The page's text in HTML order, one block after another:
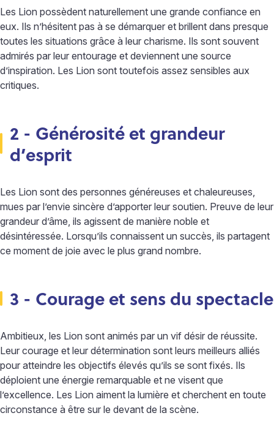
Les Lion possèdent naturellement une grande confiance en
eux. Ils n’hésitent pas à se démarquer et brillent dans presque
toutes les situations grâce à leur charisme. Ils sont souvent
admirés par leur entourage et deviennent une source
d’inspiration. Les Lion sont toutefois assez sensibles aux
critiques.
2 - Générosité et grandeur
d’esprit
Les Lion sont des personnes généreuses et chaleureuses,
mues par l’envie sincère d’apporter leur soutien. Preuve de leur
grandeur d’âme, ils agissent de manière noble et
désintéressée. Lorsqu’ils connaissent un succès, ils partagent
ce moment de joie avec le plus grand nombre.
3 - Courage et sens du spectacle
Ambitieux, les Lion sont animés par un vif désir de réussite.
Leur courage et leur détermination sont leurs meilleurs alliés
pour atteindre les objectifs élevés qu’ils se sont fixés. Ils
déploient une énergie remarquable et ne visent que
l’excellence. Les Lion aiment la lumière et cherchent en toute
circonstance à être sur le devant de la scène.